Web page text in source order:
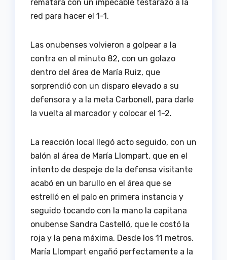
rematará con un impecable testarazo a la
red para hacer el 1-1.
Las onubenses volvieron a golpear a la
contra en el minuto 82, con un golazo
dentro del área de María Ruiz, que
sorprendió con un disparo elevado a su
defensora y a la meta Carbonell, para darle
la vuelta al marcador y colocar el 1-2.
La reacción local llegó acto seguido, con un
balón al área de María Llompart, que en el
intento de despeje de la defensa visitante
acabó en un barullo en el área que se
estrelló en el palo en primera instancia y
seguido tocando con la mano la capitana
onubense Sandra Castelló, que le costó la
roja y la pena máxima. Desde los 11 metros,
María Llompart engañó perfectamente a la